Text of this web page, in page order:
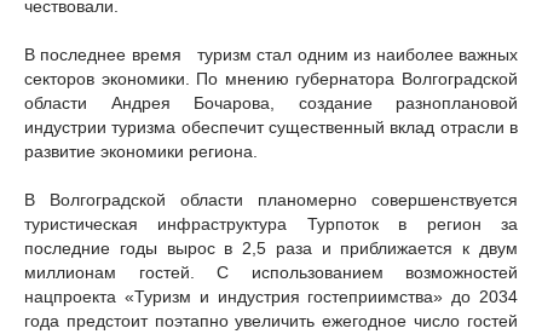
чествовали.
В последнее время туризм стал одним из наиболее важных
секторов экономики. По мнению губернатора Волгоградской
области Андрея Бочарова, создание разноплановой
индустрии туризма обеспечит существенный вклад отрасли в
развитие экономики региона.
В Волгоградской области планомерно совершенствуется
туристическая инфраструктура Турпоток в регион за
последние годы вырос в 2,5 раза и приближается к двум
миллионам гостей. C использованием возможностей
нацпроекта «Туризм и индустрия гостеприимства» до 2034
года предстоит поэтапно увеличить ежегодное число гостей